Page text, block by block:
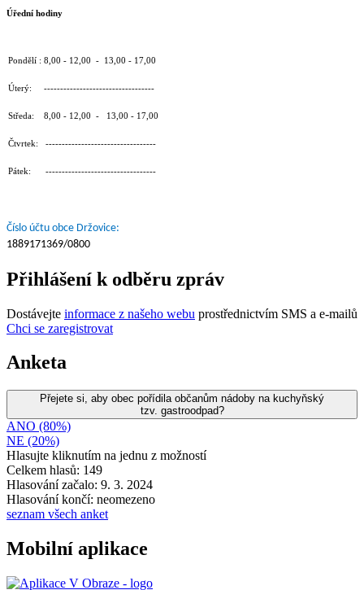
Úřední hodiny
Pondělí : 8,00 - 12,00 - 13,00 - 17,00
Úterý: ----------------------------------
Středa: 8,00 - 12,00 - 13,00 - 17,00
Čtvrtek: ----------------------------------
Pátek: ----------------------------------
Číslo účtu obce Držovice:
1889171369/0800
Přihlášení k odběru zpráv
Dostávejte informace z našeho webu prostřednictvím SMS a e-mailů
Chci se zaregistrovat
Anketa
Přejete si, aby obec pořídila občanům nádoby na kuchyňský
tzv. gastroodpad?
ANO (80%)
NE (20%)
Hlasujte kliknutím na jednu z možností
Celkem hlasů: 149
Hlasování začalo: 9. 3. 2024
Hlasování končí: neomezeno
seznam všech anket
Mobilní aplikace